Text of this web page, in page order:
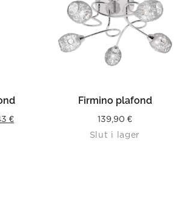
€Current
Firmino plafond
139,90 €
Slut i lager